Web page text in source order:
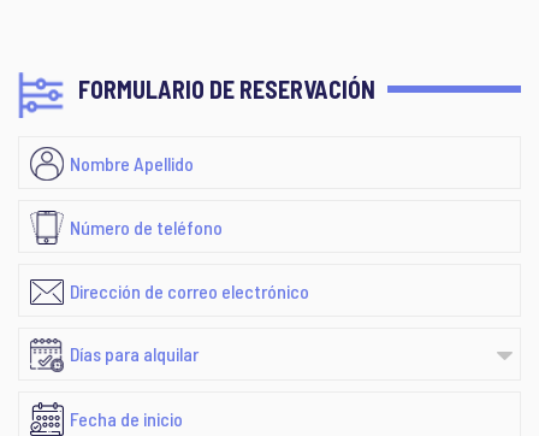
FORMULARIO DE RESERVACIÓN